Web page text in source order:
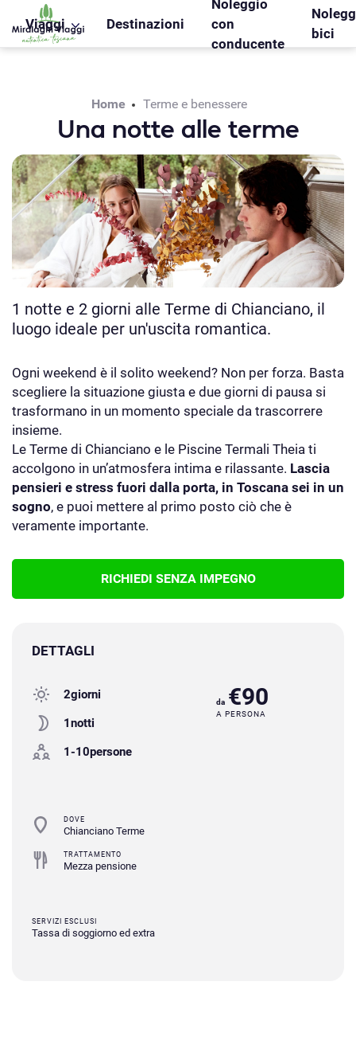
WS_OK_8.2.31
Viaggi Destinazioni
Noleggio
con
conducente
bici
Home Terme e benessere
Una notte alle terme
1 notte e 2 giorni alle Terme di Chianciano, il
luogo ideale per un'uscita romantica.
Ogni weekend è il solito weekend? Non per forza. Basta
scegliere la situazione giusta e due giorni di pausa si
trasformano in un momento speciale da trascorrere
insieme.
Le Terme di Chianciano e le Piscine Termali Theia ti
accolgono in un’atmosfera intima e rilassante. Lascia
pensieri e stress fuori dalla porta, in Toscana sei in un
sogno, e puoi mettere al primo posto ciò che è
veramente importante.
RICHIEDI SENZA IMPEGNO
DETTAGLI
2giorni
1notti
1-10persone
da €90
A PERSONA
DOVE
Chianciano Terme
TRATTAMENTO
Mezza pensione
SERVIZI ESCLUSI
Tassa di soggiorno ed extra